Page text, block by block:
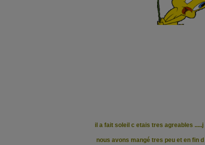
il a fait soleil c etais tres agreables
nous avons mangé tres peu et en fin